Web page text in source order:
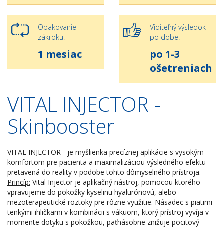
Opakovanie
zákroku:
1 mesiac
Viditeľný výsledok
po dobe:
po 1-3
ošetreniach
VITAL INJECTOR -
Skinbooster
VITAL INJECTOR - je myšlienka precíznej aplikácie s vysokým
komfortom pre pacienta a maximalizáciou výsledného efektu
pretavená do reality v podobe tohto dômyselného prístroja.
Princíp: Vital Injector je aplikačný nástroj, pomocou ktorého
vpravujeme do pokožky kyselinu hyalurónovú, alebo
mezoterapeutické roztoky pre rôzne využitie. Násadec s piatimi
tenkými ihličkami v kombinácii s vákuom, ktorý prístroj vyvíja v
momente dotyku s pokožkou, päťnásobne znižuje pocitový